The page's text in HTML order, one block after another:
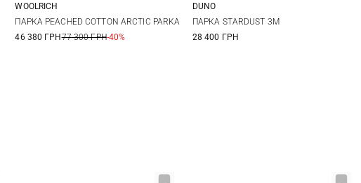
S M L XL
WOOLRICH
ПАРКА PEACHED COTTON ARCTIC PARKA
46 380 ГРН77 300 ГРН-40%
48 50
DUNO
ПАРКА STARDUST 3M
28 400 ГРН